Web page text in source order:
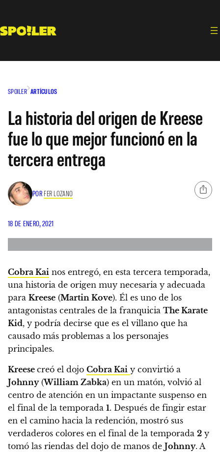
contenido
SPOILER ARTÍCULOS
La historia del origen de Kreese
fue lo que mejor funcionó en la
tercera entrega
POR FER LOZANO
18 DE ENERO, 2021
Cobra Kai nos entregó, en esta tercera temporada,
una historia de origen muy necesaria y adecuada
para Kreese (Martin Kove). Él es uno de los
antagonistas centrales de la franquicia The Karate
Kid, y podría decirse que es el villano que ha
causado más problemas a los personajes
principales.
Kreese creó el dojo Cobra Kai y convirtió a
Johnny(William Zabka) en un matón, volvió al
centro de atención en un impactante suspenso en
el final de la temporada 1. Después de fingir estar
en el camino hacia la redención, mostró sus
verdaderos colores en el final de la temporada 2 y
tomó las riendas del dojo de manos de Johnny. A